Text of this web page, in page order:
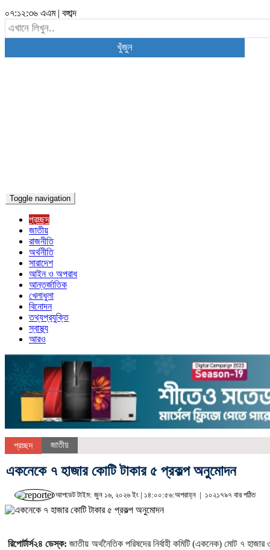
০৭:১২:৩৭ এএম| বঙ্গাব্দ
খুঁজুন
Toggle navigation
প্রচ্ছদ
জাতীয়
রাজনীতি
অর্থনীতি
সারাদেশ
আইন ও অপরাধ
আন্তর্জাতিক
খেলাধুলা
বিনোদন
তথ্যপ্রযুক্তি
স্বাস্থ্য
আরও
প্রচ্ছদ জাতীয়
একনেকে ৭ হাজার কোটি টাকার ৫ প্রকল্প অনুমোদন
আপডেট টাইম: জুন ১৬, ২০২৬ ইং | ১৪:০০:৫৬:অপরাহ্ন | ১০২১৭৯৭ বার পঠিত
রিপোর্টার্স২৪ ডেস্ক:জাতীয় অর্থনৈতিক পরিষদের নির্বাহী কমিটি (একনেক) মোট ৭